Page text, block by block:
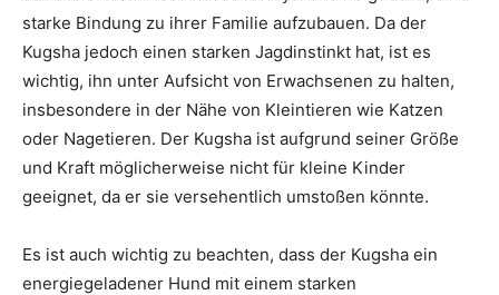
starke Bindung zu ihrer Familie aufzubauen. Da der
Kugsha jedoch einen starken Jagdinstinkt hat, ist es
wichtig, ihn unter Aufsicht von Erwachsenen zu halten,
insbesondere in der Nähe von Kleintieren wie Katzen
oder Nagetieren. Der Kugsha ist aufgrund seiner Größe
und Kraft möglicherweise nicht für kleine Kinder
geeignet, da er sie versehentlich umstoßen könnte.
Es ist auch wichtig zu beachten, dass der Kugsha ein
energiegeladener Hund mit einem starken